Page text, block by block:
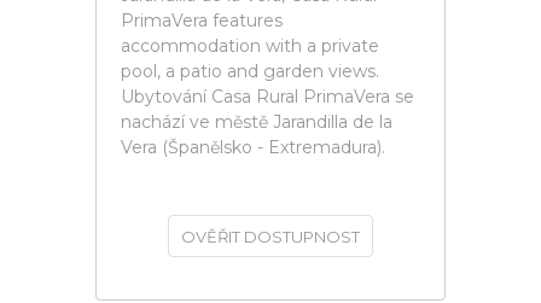
PrimaVera features
accommodation with a private
pool, a patio and garden views.
Ubytování Casa Rural PrimaVera se
nachází ve městě Jarandilla de la
Vera (Španělsko - Extremadura).
OVĚŘIT DOSTUPNOST